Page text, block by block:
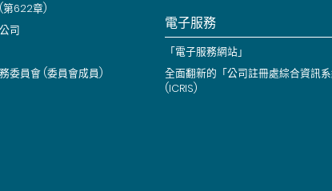
第622章)
司
委員會 (委員會成員)
電子服務
「電子服務網站」
全面翻新的「公司註冊處綜合資訊系
(ICRIS)